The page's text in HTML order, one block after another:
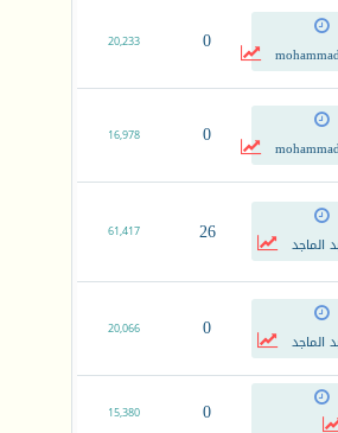
0
20,233
0
16,978
26
61,417
0
20,066
0
15,380